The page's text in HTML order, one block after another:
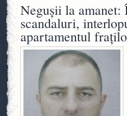
Neguşii la
scandaluri,
apartamentul